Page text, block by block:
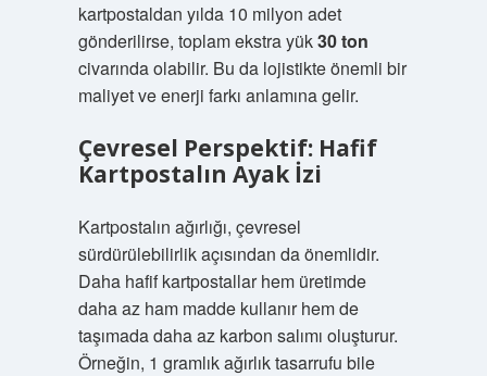
kartpostaldan yılda 10 milyon adet
gönderilirse, toplam ekstra yük30 ton
civarında olabilir. Bu da lojistikte önemli bir
maliyet ve enerji farkı anlamına gelir.
Çevresel Perspektif: Hafif
Kartpostalın Ayak İzi
Kartpostalın ağırlığı, çevresel
sürdürülebilirlik açısından da önemlidir.
Daha hafif kartpostallar hem üretimde
daha az ham madde kullanır hem de
taşımada daha az karbon salımı oluşturur.
Örneğin, 1 gramlık ağırlık tasarrufu bile